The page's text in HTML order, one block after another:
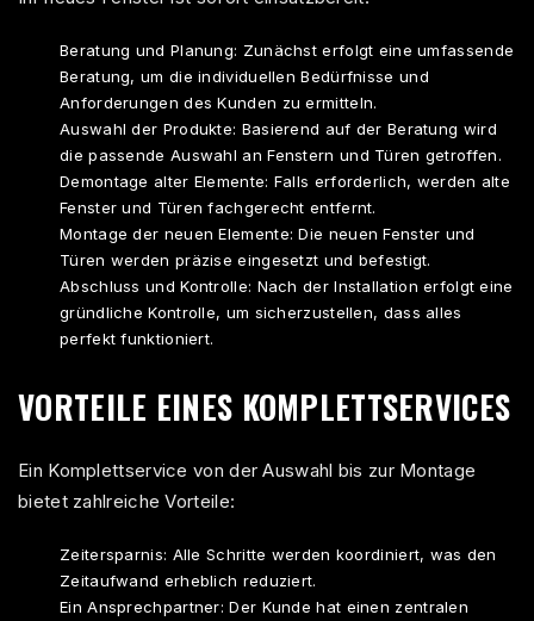
Beratung und Planung: Zunächst erfolgt eine umfassende
Beratung, um die individuellen Bedürfnisse und
Anforderungen des Kunden zu ermitteln.
Auswahl der Produkte: Basierend auf der Beratung wird
die passende Auswahl an Fenstern und Türen getroffen.
Demontage alter Elemente: Falls erforderlich, werden alte
Fenster und Türen fachgerecht entfernt.
Montage der neuen Elemente: Die neuen Fenster und
Türen werden präzise eingesetzt und befestigt.
Abschluss und Kontrolle: Nach der Installation erfolgt eine
gründliche Kontrolle, um sicherzustellen, dass alles
perfekt funktioniert.
VORTEILE EINES KOMPLETTSERVICES
Ein Komplettservice von der Auswahl bis zur Montage
bietet zahlreiche Vorteile:
Zeitersparnis: Alle Schritte werden koordiniert, was den
Zeitaufwand erheblich reduziert.
Ein Ansprechpartner: Der Kunde hat einen zentralen